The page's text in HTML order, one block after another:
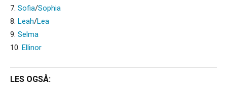
7. Sofia/Sophia
8. Leah/Lea
9. Selma
10. Ellinor
LES OGSÅ: